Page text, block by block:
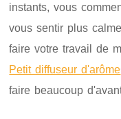
instants, vous
vous sentir plus
faire votre travail de
Petit diffuseur d'arôme
faire beaucoup